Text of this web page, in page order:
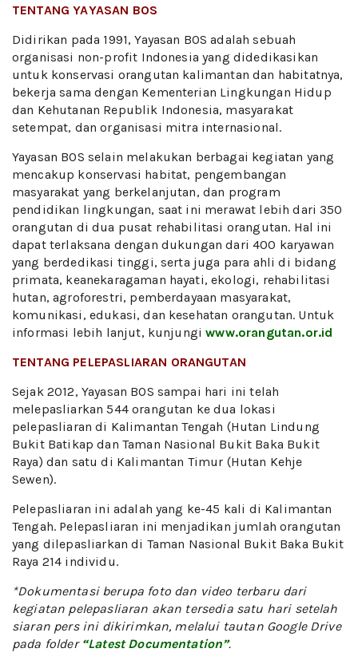
TENTANG YAYASAN BOS
Didirikan pada 1991, Yayasan BOS adalah sebuah
organisasi non-profit Indonesia yang didedikasikan
untuk konservasi orangutan kalimantan dan habitatnya,
bekerja sama dengan Kementerian Lingkungan Hidup
dan Kehutanan Republik Indonesia, masyarakat
setempat, dan organisasi mitra internasional.
Yayasan BOS selain melakukan berbagai kegiatan yang
mencakup konservasi habitat, pengembangan
masyarakat yang berkelanjutan, dan program
pendidikan lingkungan, saat ini merawat lebih dari 350
orangutan di dua pusat rehabilitasi orangutan. Hal ini
dapat terlaksana dengan dukungan dari 400 karyawan
yang berdedikasi tinggi, serta juga para ahli di bidang
primata, keanekaragaman hayati, ekologi, rehabilitasi
hutan, agroforestri, pemberdayaan masyarakat,
komunikasi, edukasi, dan kesehatan orangutan. Untuk
informasi lebih lanjut, kunjungi www.orangutan.or.id
TENTANG PELEPASLIARAN ORANGUTAN
Sejak 2012, Yayasan BOS sampai hari ini telah
melepasliarkan 544 orangutan ke dua lokasi
pelepasliaran di Kalimantan Tengah (Hutan Lindung
Bukit Batikap dan Taman Nasional Bukit Baka Bukit
Raya) dan satu di Kalimantan Timur (Hutan Kehje
Sewen).
Pelepasliaran ini adalah yang ke-45 kali di Kalimantan
Tengah. Pelepasliaran ini menjadikan jumlah orangutan
yang dilepasliarkan di Taman Nasional Bukit Baka Bukit
Raya 214 individu.
*Dokumentasi berupa foto dan video terbaru dari
kegiatan pelepasliaran akan tersedia satu hari setelah
siaran pers ini dikirimkan, melalui tautan Google Drive
pada folder “Latest Documentation”.